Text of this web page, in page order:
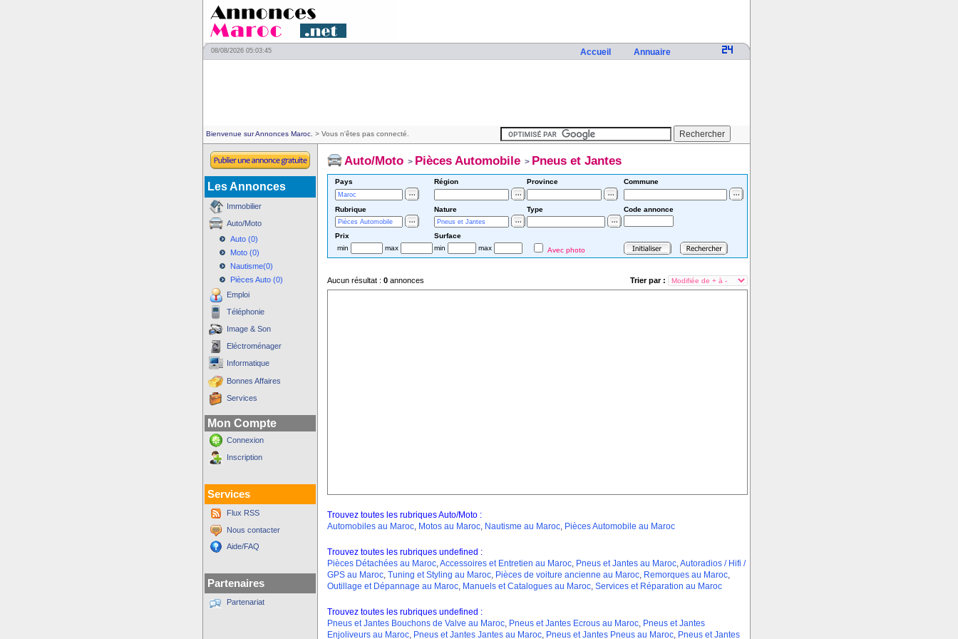
08/08/2026 05:03:45 Accueil Annuaire
Bienvenue sur Annonces Maroc. > Vous n'êtes pas connecté.
Les Annonces
Immobilier
Auto/Moto
Auto (0)
Moto (0)
Nautisme(0)
Pièces Auto (0)
Emploi
Téléphonie
Image & Son
Eléctroménager
Informatique
Bonnes Affaires
Services
Mon Compte
Connexion
Inscription
Services
Flux RSS
Nous contacter
Aide/FAQ
Partenaires
Partenariat
Auto/Moto> Pièces Automobile> Pneus et Jantes
Pays Région Province Commune
Rubrique Nature Type Code annonce
Prix
Surface
min
max min max Avec photo
Aucun résultat : 0annonces Trier par :
Trouvez toutes les rubriques Auto/Moto :
Automobiles au Maroc, Motos au Maroc, Nautisme au Maroc, Pièces Automobile au Maroc
Trouvez toutes les rubriques undefined :
Pièces Détachées au Maroc,Accessoires et Entretien au Maroc, Pneus et Jantes au Maroc,Autoradios / Hifi /
GPS au Maroc, Tuning et Styling au Maroc, Pièces de voiture ancienne au Maroc, Remorques au Maroc,
Outillage et Dépannage au Maroc, Manuels et Catalogues au Maroc, Services et Réparation au Maroc
Trouvez toutes les rubriques undefined :
Pneus et Jantes Bouchons de Valve au Maroc, Pneus et Jantes Ecrous au Maroc, Pneus et Jantes
Enjoliveurs au Maroc, Pneus et Jantes Jantes au Maroc, Pneus et Jantes Pneus au Maroc, Pneus et Jantes